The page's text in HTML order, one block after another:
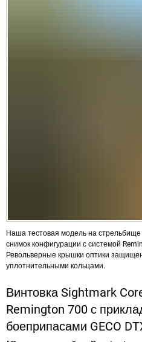
Наша тестовая модель на стрельбище
снимок конфигурации с системой
Револьверные крышки оптики
уплотнительными кольцами.
Винтовка Sightmark
Remington 700 с
боеприпасами GECO